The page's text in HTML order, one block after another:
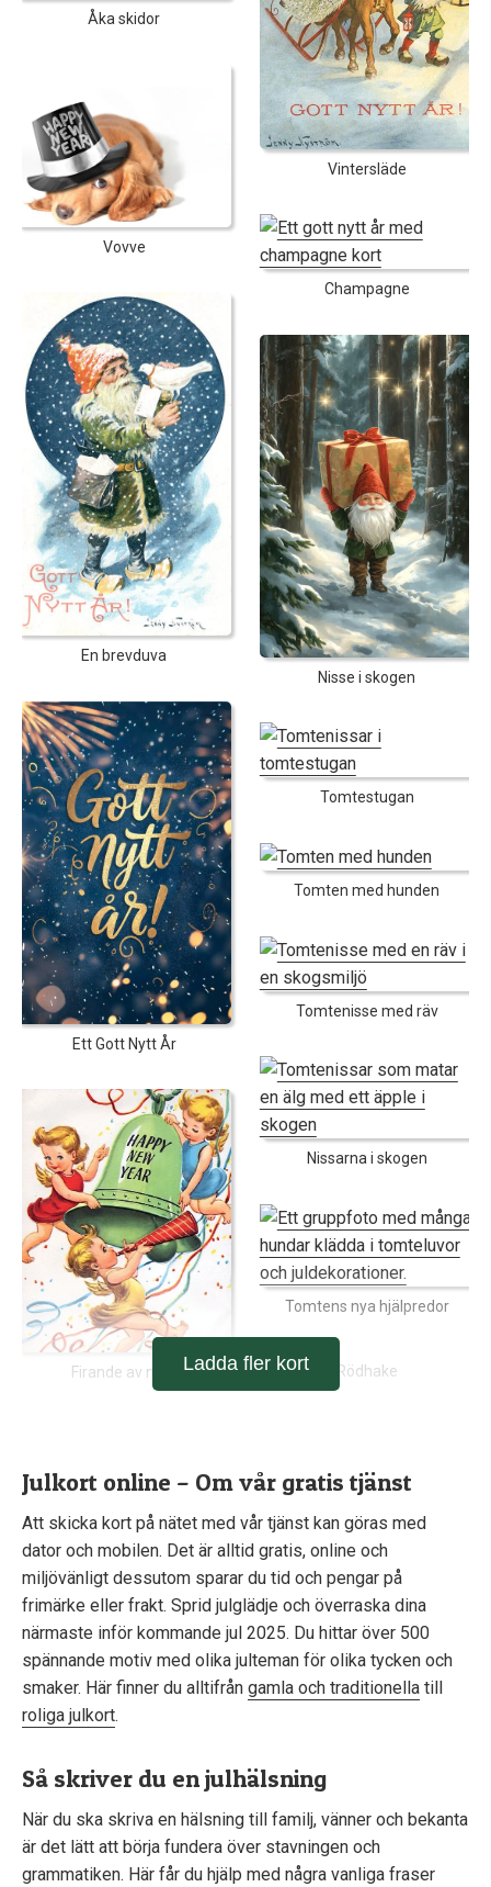
Åka skidor
Vovve
En brevduva
Ett Gott Nytt År
Firande av nyår
Vintersläde
Champagne
Nisse i skogen
Tomtestugan
Tomten med hunden
Tomtenisse med räv
Nissarna i skogen
Tomtens nya hjälpredor
Rödhake
Ladda fler kort
Julkort online – Om vår gratis tjänst
Att skicka kort på nätet med vår tjänst kan göras med
dator och mobilen. Det är alltid gratis, online och
miljövänligt dessutom sparar du tid och pengar på
frimärke eller frakt. Sprid julglädje och överraska dina
närmaste inför kommande jul 2025. Du hittar över 500
spännande motiv med olika julteman för olika tycken och
smaker. Här finner du alltifrån gamla och traditionella till
roliga julkort.
Så skriver du en julhälsning
När du ska skriva en hälsning till familj, vänner och bekanta
är det lätt att börja fundera över stavningen och
grammatiken. Här får du hjälp med några vanliga fraser